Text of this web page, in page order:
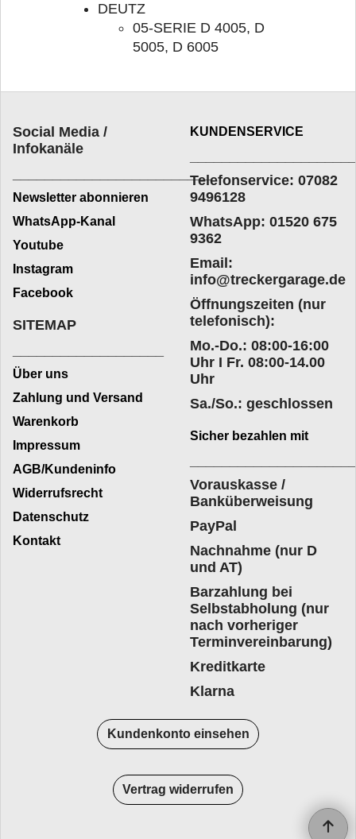
DEUTZ
05-SERIE D 4005, D
5005, D 6005
Social Media /
Infokanäle
_________________________
Newsletter abonnieren
WhatsApp-Kanal
Youtube
Instagram
Facebook
KUNDENSERVICE
Telefonservice: 07082
9496128
WhatsApp: 01520 675
9362
Email:
info@treckergarage.de
Öffnungszeiten (nur
telefonisch):
Mo.-Do.: 08:00-16:00
Uhr I Fr. 08:00-14.00
Uhr
Sa./So.: geschlossen
SITEMAP
Über uns
Zahlung und Versand
Warenkorb
Impressum
AGB/Kundeninfo
Widerrufsrecht
Datenschutz
Kontakt
Sicher bezahlen mit
Vorauskasse /
Banküberweisung
PayPal
Nachnahme (nur D
und AT)
Barzahlung bei
Selbstabholung (nur
nach vorheriger
Terminvereinbarung)
Kreditkarte
Klarna
Kundenkonto einsehen
Vertrag widerrufen